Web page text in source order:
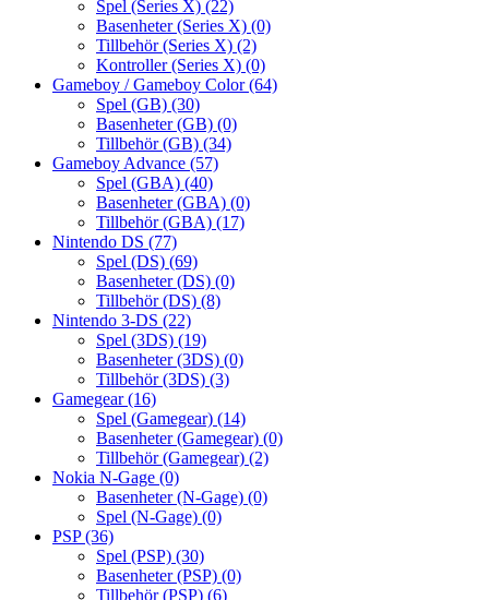
Spel (Series X) (22)
Basenheter (Series X) (0)
Tillbehör (Series X) (2)
Kontroller (Series X) (0)
Gameboy / Gameboy Color(64)
Spel (GB) (30)
Basenheter (GB) (0)
Tillbehör (GB) (34)
Gameboy Advance (57)
Spel (GBA) (40)
Basenheter (GBA) (0)
Tillbehör (GBA) (17)
Nintendo DS (77)
Spel (DS) (69)
Basenheter (DS) (0)
Tillbehör (DS) (8)
Nintendo 3-DS (22)
Spel (3DS) (19)
Basenheter (3DS) (0)
Tillbehör (3DS) (3)
Gamegear(16)
Spel (Gamegear) (14)
Basenheter (Gamegear) (0)
Tillbehör (Gamegear) (2)
Nokia N-Gage (0)
Basenheter (N-Gage) (0)
Spel (N-Gage) (0)
PSP(36)
Spel (PSP) (30)
Basenheter (PSP) (0)
Tillbehör (PSP) (6)